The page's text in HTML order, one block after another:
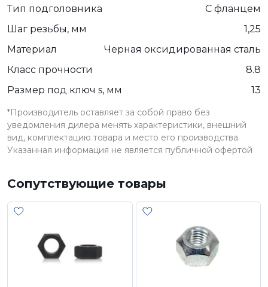
Тип подголовника
С фланцем
Шаг резьбы, мм
1,25
Материал
Черная оксидированная сталь
Класс прочности
8.8
Размер под ключ s, мм
13
*Производитель оставляет за собой право без
уведомления дилера менять характеристики, внешний
вид, комплектацию товара и место его производства.
Указанная информация не является публичной офертой
Сопутствующие товары